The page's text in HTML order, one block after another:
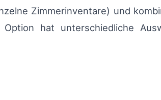
Zimmerinventare) und
hat unterschiedliche